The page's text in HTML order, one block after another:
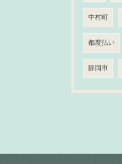
中村町
都度払い
静岡市